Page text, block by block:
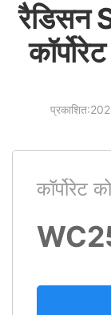
रैडिसन
कॉर्पोरेट